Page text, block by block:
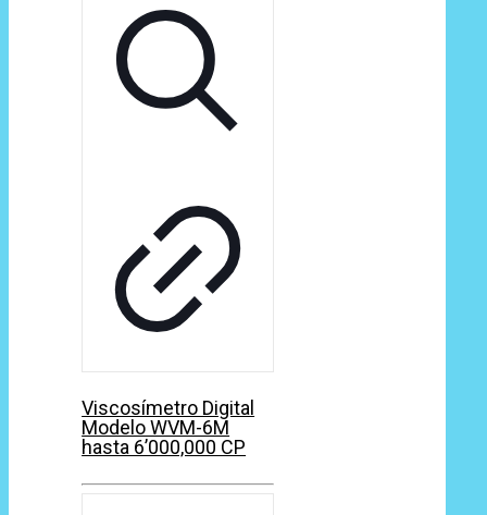
Viscosímetro Digital
Modelo WVM-6M
hasta 6’000,000 CP